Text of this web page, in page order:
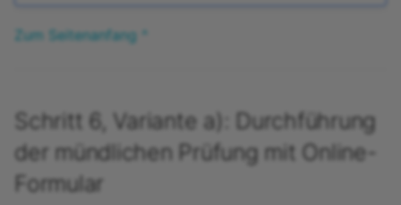
Zum Seitenanfang ^
Schritt 6, Variante a): Durchführung
der mündlichen Prüfung mit Online-
Formular